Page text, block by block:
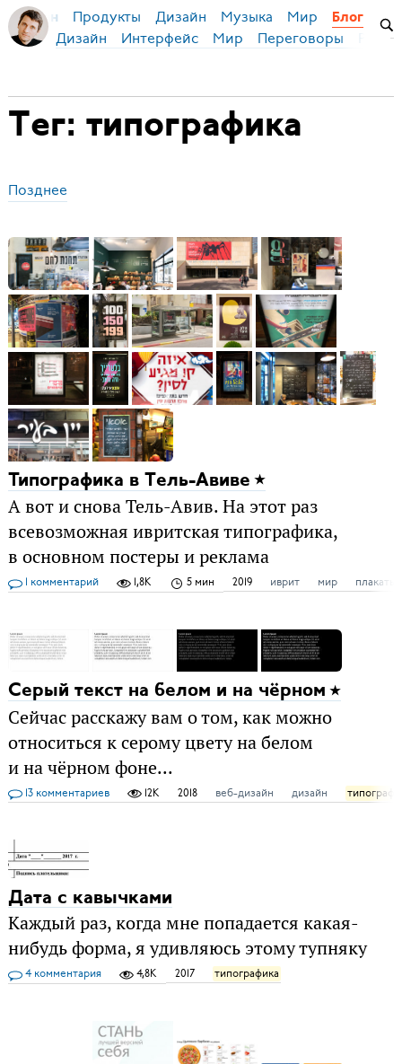
Бирман Продукты Дизайн Музыка Мир Блог
Дизайн Интерфейс Мир Переговоры
Тег: типографика
Позднее
Типографика в Тель-Авиве
А вот и снова Тель-Авив. На этот раз
всевозможная ивритская типографика,
в основном постеры и реклама
1 комментарий 1,8K 5 мин 2019 иврит мир плакаты
Серый текст на белом и на чёрном
Сейчас расскажу вам о том, как можно
относиться к серому цвету на белом
и на чёрном фоне...
13 комментариев 12K 2018 веб-дизайн дизайн
Дата с кавычками
Каждый раз, когда мне попадается какая-
нибудь форма, я удивляюсь этому тупняку
4 комментария 4,8K 2017 типографика